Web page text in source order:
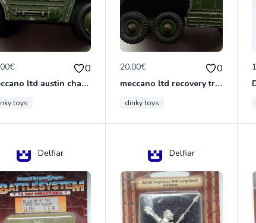
0
meccano ltd austin champ N°674
toys
20.00€ 0
meccano ltd recovery tractor N°661
dinky toys
Delfiar Delfiar